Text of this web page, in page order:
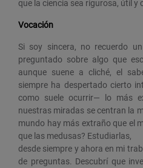
que la ciencia sea rigurosa, útil y
Vocación
Si soy sincera, no recuerdo
preguntado sobre algo que
aunque suene a cliché, el
siempre ha despertado cierto
como suele ocurrir— lo más
nuestras miradas se centran la
mundo hay más extraño que el
que las medusas? Estudiarlas,
desde siempre y ahora en mi
de preguntas. Descubrí que